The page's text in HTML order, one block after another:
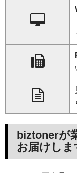
biztonerが
お届けしま